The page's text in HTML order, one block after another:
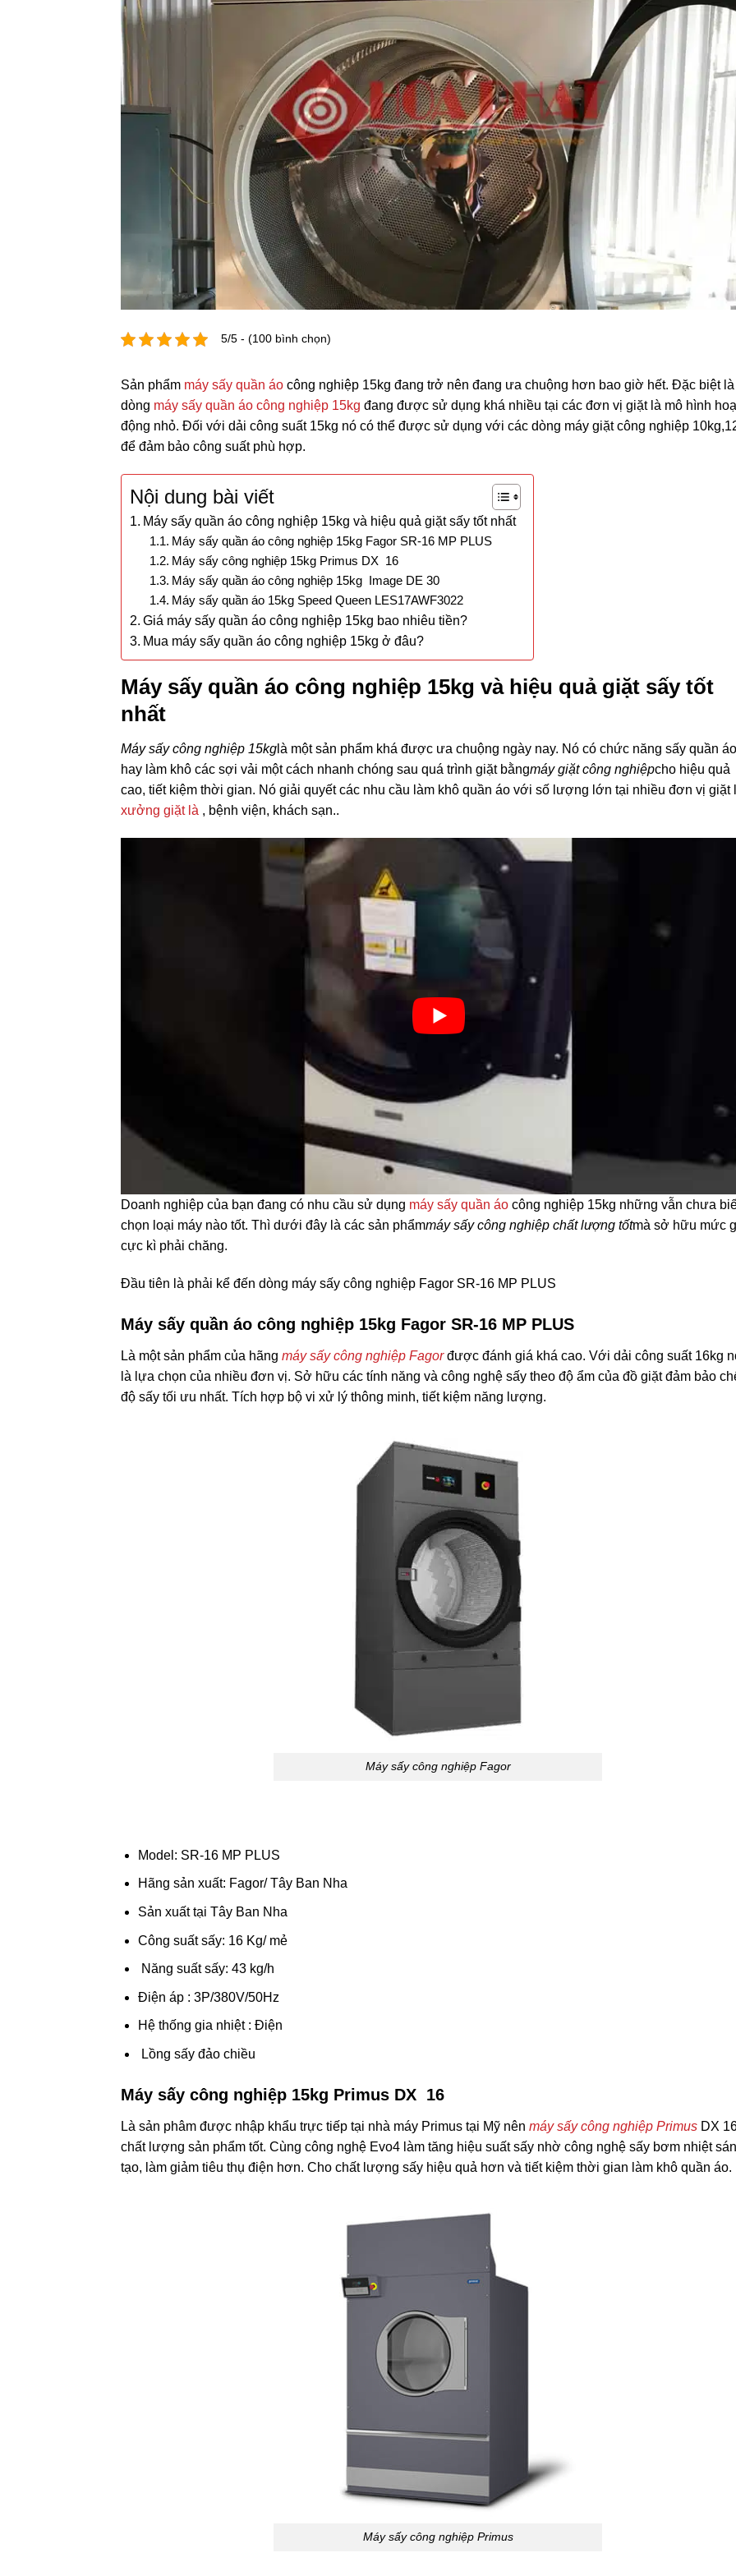
5/5 - (100 bình chọn)
Sản phẩm máy sấy quần áo công nghiệp 15kg đang trở nên đang ưa chuộng hơn bao giờ hết. Đặc biệt là
dòng máy sấy quần áo công nghiệp 15kg đang được sử dụng khá nhiều tại các đơn vị giặt là mô hình
động nhỏ. Đối với dải công suất 15kg nó có thể được sử dụng với các dòng máy giặt công nghiệp
để đảm bảo công suất phù hợp.
Nội dung bài viết
Máy sấy quần áo công nghiệp 15kg và hiệu quả giặt sấy tốt nhất
Máy sấy quần áo công nghiệp 15kg Fagor SR-16 MP PLUS
Máy sấy công nghiệp 15kg Primus DX 16
Máy sấy quần áo công nghiệp 15kg Image DE 30
Máy sấy quần áo 15kg Speed Queen LES17AWF3022
Giá máy sấy quần áo công nghiệp 15kg bao nhiêu tiền?
Mua máy sấy quần áo công nghiệp 15kg ở đâu?
Máy sấy quần áo công nghiệp 15kg và hiệu quả giặt sấy tốt
nhất
Máy sấy công nghiệp 15kg là một sản phẩm khá được ưa chuộng ngày nay. Nó có chức năng sấy quần áo
hay làm khô các sợi vải một cách nhanh chóng sau quá trình giặt bằngmáy giặt công nghiệpcho hiệu quả
cao, tiết kiệm thời gian. Nó giải quyết các nhu cầu làm khô quần áo với số lượng lớn tại nhiều đơn vị giặt
xưởng giặt là , bệnh viện, khách sạn..
Doanh nghiệp của bạn đang có nhu cầu sử dụng máy sấy quần áo công nghiệp 15kg những vẫn chưa
chọn loại máy nào tốt. Thì dưới đây là các sản phẩmmáy sấy công nghiệp chất lượng tốtmà sở hữu mức
cực kì phải chăng.
Đầu tiên là phải kể đến dòng máy sấy công nghiệp Fagor SR-16 MP PLUS
Máy sấy quần áo công nghiệp 15kg Fagor SR-16 MP PLUS
Là một sản phẩm của hãng máy sấy công nghiệp Fagor được đánh giá khá cao. Với dải công suất 16kg
là lựa chọn của nhiều đơn vị. Sở hữu các tính năng và công nghệ sấy theo độ ẩm của đồ giặt đảm bảo
độ sấy tối ưu nhất. Tích hợp bộ vi xử lý thông minh, tiết kiệm năng lượng.
Máy sấy công nghiệp Fagor
Model: SR-16 MP PLUS
Hãng sản xuất: Fagor/ Tây Ban Nha
Sản xuất tại Tây Ban Nha
Công suất sấy: 16 Kg/ mẻ
Năng suất sấy: 43 kg/h
Điện áp : 3P/380V/50Hz
Hệ thống gia nhiệt : Điện
Lồng sấy đảo chiều
Máy sấy công nghiệp 15kg Primus DX 16
Là sản phâm được nhập khẩu trực tiếp tại nhà máy Primus tại Mỹ nên máy sấy công nghiệp Primus DX
chất lượng sản phẩm tốt. Cùng công nghệ Evo4 làm tăng hiệu suất sấy nhờ công nghệ sấy bơm nhiệt
tạo, làm giảm tiêu thụ điện hơn. Cho chất lượng sấy hiệu quả hơn và tiết kiệm thời gian làm khô quần áo.
Máy sấy công nghiệp Primus